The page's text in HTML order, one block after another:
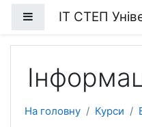
Бокова панель
ІТ СТЕП
На головну Курси